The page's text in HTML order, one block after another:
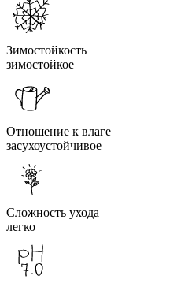
Зимостойкость
зимостойкое
Отношение к влаге
засухоустойчивое
Сложность ухода
легко